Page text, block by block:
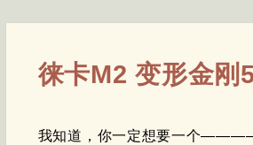
徕卡M2 变形金刚
我知道，你一定想要一个